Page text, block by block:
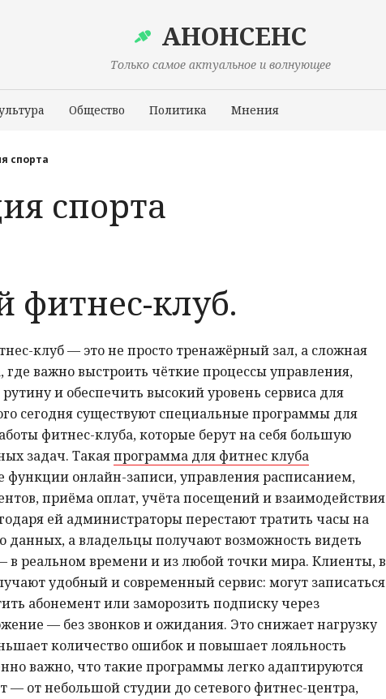
АНОНСЕНС
Только самое актуальное и волнующее
Общество Политика Мнения
спорта
спорта
фитнес-клуб.
клуб — это не просто тренажёрный зал, а сложная
где важно выстроить чёткие процессы управления,
и обеспечить высокий уровень сервиса для
сегодня существуют специальные программы для
фитнес-клуба, которые берут на себя большую
задач. Такаяпрограмма для фитнес клуба
функции онлайн-записи, управления расписанием,
приёма оплат, учёта посещений и взаимодействия
ей администраторы перестают тратить часы на
а владельцы получают возможность видеть
в реальном времени и из любой точки мира. Клиенты, в
удобный и современный сервис: могут записаться
абонемент или заморозить подписку через
— без звонков и ожидания. Это снижает нагрузку
количество ошибок и повышает лояльность
важно, что такие программы легко адаптируются
— от небольшой студии до сетевого фитнес-центра,